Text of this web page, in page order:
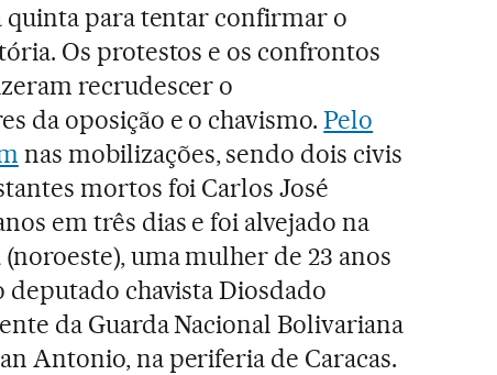
quinta para tentar confirmar o
Os protestos e os confrontos
recrudescer o
da oposição e o chavismo.Pelo
nas mobilizações, sendo dois civis
mortos foi Carlos José
em três dias e foi alvejado na
uma mulher de 23 anos
deputado chavista Diosdado
da Guarda Nacional Bolivariana
Antonio, na periferia de Caracas.